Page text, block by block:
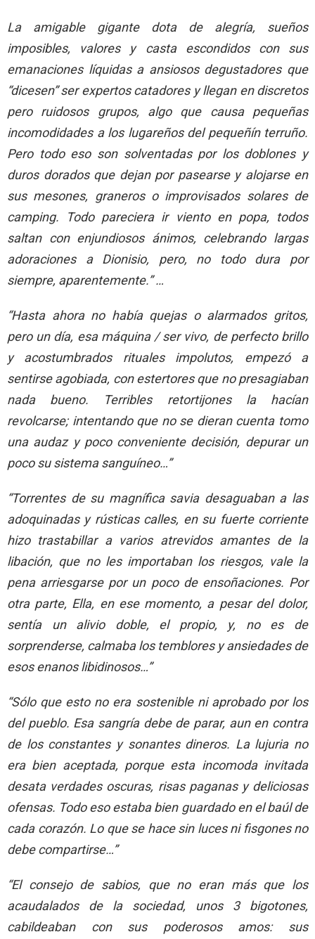
La amigable gigante dota de alegría, sueños
imposibles, valores y casta escondidos con sus
emanaciones líquidas a ansiosos degustadores que
“dicesen” ser expertos catadores y llegan en discretos
pero ruidosos grupos, algo que causa pequeñas
incomodidades a los lugareños del pequeñín terruño.
Pero todo eso son solventadas por los doblones y
duros dorados que dejan por pasearse y alojarse en
sus mesones, graneros o improvisados solares de
camping. Todo pareciera ir viento en popa, todos
saltan con enjundiosos ánimos, celebrando largas
adoraciones a Dionisio, pero, no todo dura por
siempre, aparentemente.” …
“Hasta ahora no había quejas o alarmados gritos,
pero un día, esa máquina / ser vivo, de perfecto brillo
y acostumbrados rituales impolutos, empezó a
sentirse agobiada, con estertores que no presagiaban
nada bueno. Terribles retortijones la hacían
revolcarse; intentando que no se dieran cuenta tomo
una audaz y poco conveniente decisión, depurar un
poco su sistema sanguíneo…”
“Torrentes de su magnífica savia desaguaban a las
adoquinadas y rústicas calles, en su fuerte corriente
hizo trastabillar a varios atrevidos amantes de la
libación, que no les importaban los riesgos, vale la
pena arriesgarse por un poco de ensoñaciones. Por
otra parte, Ella, en ese momento, a pesar del dolor,
sentía un alivio doble, el propio, y, no es de
sorprenderse, calmaba los temblores y ansiedades de
esos enanos libidinosos…”
“Sólo que esto no era sostenible ni aprobado por los
del pueblo. Esa sangría debe de parar, aun en contra
de los constantes y sonantes dineros. La lujuria no
era bien aceptada, porque esta incomoda invitada
desata verdades oscuras, risas paganas y deliciosas
ofensas. Todo eso estaba bien guardado en el baúl de
cada corazón. Lo que se hace sin luces ni fisgones no
debe compartirse…”
“El consejo de sabios, que no eran más que los
acaudalados de la sociedad, unos 3 bigotones,
cabildeaban con sus poderosos amos: sus